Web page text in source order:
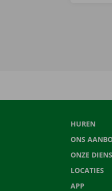
HUREN
ONS
ONZE
LOCATIES
APP